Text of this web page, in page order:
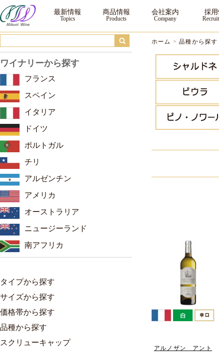
品種から探す ｜三国ワイン
最新情報 商品情報 会社案内 採
ホーム >品種から探す
アルノザン アント
ワイナリーから探す
フランス
スペイン
イタリア
ドイツ
ポルトガル
チリ
アルゼンチン
アメリカ
オーストラリア
ニュージーランド
南アフリカ
タイプから探す
サイズから探す
価格帯から探す
品種から探す
スクリューキャップ